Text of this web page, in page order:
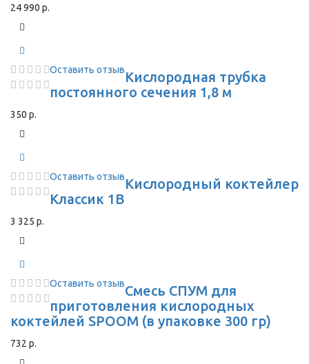
24 990 р.
Оставить отзывКислородная трубка
постоянного сечения 1,8 м
350 р.
Оставить отзывКислородный коктейлер
Классик 1В
3 325 р.
Оставить отзывСмесь СПУМ для
приготовления кислородных
коктейлей SPOOM (в упаковке 300 гр)
732 р.